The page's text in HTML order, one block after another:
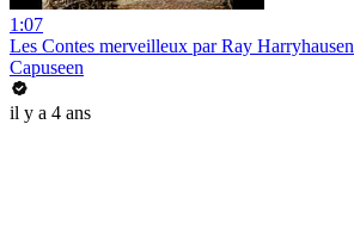
1:07
Les Contes merveilleux par Ray Harryhausen
Capuseen
il y a 4 ans